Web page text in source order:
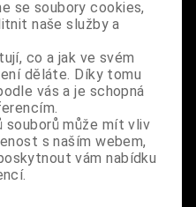
se soubory cookies,
naše služby a
co a jak ve svém
děláte. Díky tomu
vás a je schopná
souborů může mít vliv
s naším webem,
vám nabídku